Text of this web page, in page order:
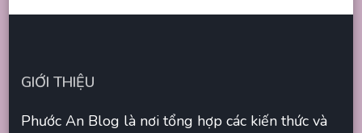
GIỚI THIỆU
Phước An Blog là nơi tổng hợp các kiến thức và